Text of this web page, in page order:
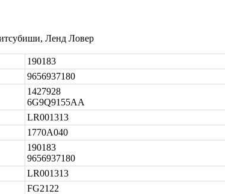
Ленд Ловер
190183
9656937180
1427928
6G9Q9155AA
LR001313
1770A040
190183
9656937180
LR001313
FG2122